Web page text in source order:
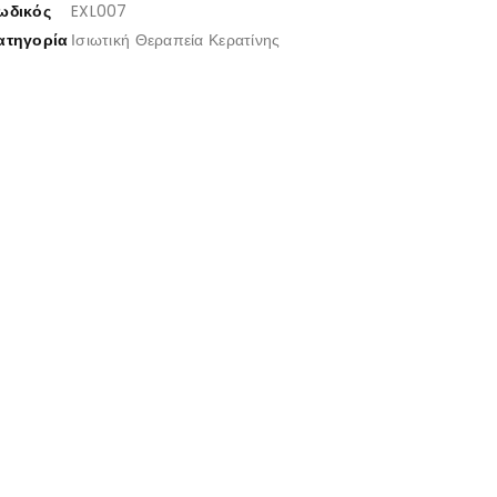
EXL007
Ισιωτική Θεραπεία Κερατίνης